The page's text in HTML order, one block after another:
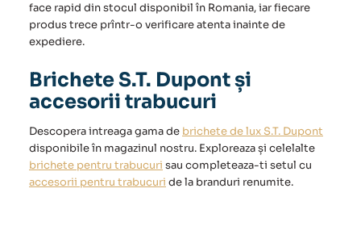
face rapid din stocul disponibil în Romania, iar fiecare
produs trece prîntr-o verificare atenta inainte de
expediere.
Brichete S.T. Dupont și
accesorii trabucuri
Descopera intreaga gama de brichete de lux S.T. Dupont
disponibile în magazinul nostru. Exploreaza și celelalte
brichete pentru trabucuri sau completeaza-ti setul cu
accesorii pentru trabucuri de la branduri renumite.